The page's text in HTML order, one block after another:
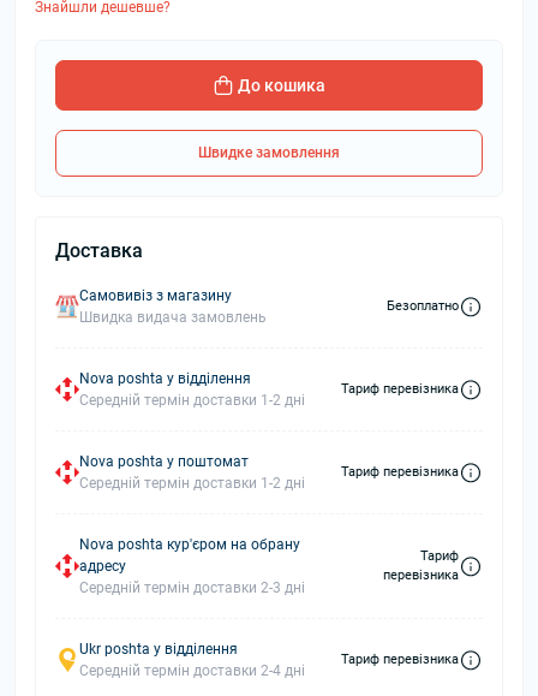
Знайшли дешевше?
До кошика
Швидке замовлення
Доставка
Самовивіз з магазину
Швидка видача замовлень
Безоплатно
Nova poshta у відділення
Середній термін доставки 1-2 дні
Тариф перевізника
Nova poshta у поштомат
Середній термін доставки 1-2 дні
Тариф перевізника
Nova poshta кур'єром на обрану
адресу
Середній термін доставки 2-3 дні
Тариф
перевізника
Ukr poshta у відділення
Середній термін доставки 2-4 дні
Тариф перевізника